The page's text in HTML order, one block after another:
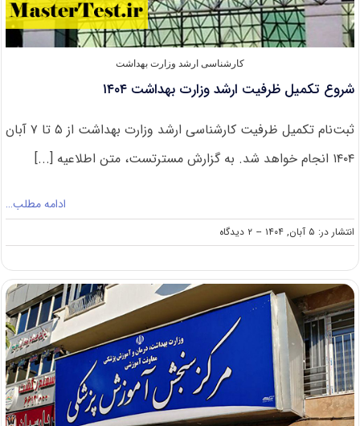
کارشناسی ارشد وزارت بهداشت
شروع تکمیل ظرفیت ارشد وزارت بهداشت ۱۴۰۴
ثبت‌نام تکمیل ظرفیت کارشناسی ارشد وزارت بهداشت از ۵ تا ۷ آبان
۱۴۰۴ انجام خواهد شد. به گزارش مسترتست، متن اطلاعیه [...]
ادامه مطلب…
انتشار در: ۵ آبان, ۱۴۰۴ -- ۲ دیدگاه
on
شروع
ظرفیت
وزارت
بهداشت
۱۴۰۴